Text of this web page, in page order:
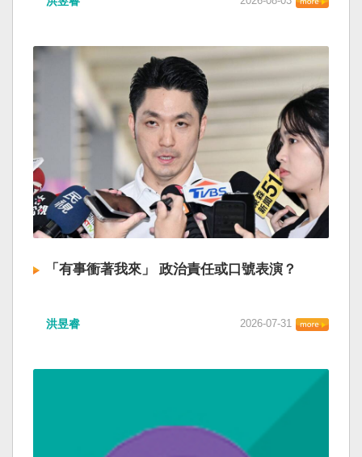
「有事衝著我來」 政治責任或口號表演？
洪昱睿 2026-07-31